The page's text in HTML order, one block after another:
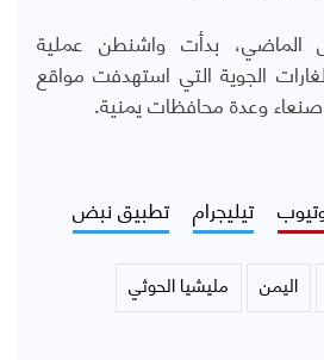
بدأت واشنطن عملية
الجوية التي استهدفت مواقع
وعدة محافظات يمنية.
تيليجرام تطبيق نبض
اليمن
مليشيا الحوثي